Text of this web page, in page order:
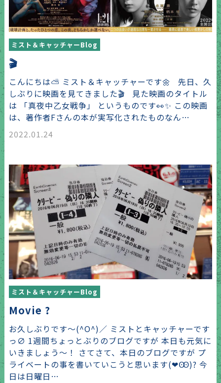
ミスト＆キャッチャーBlog
🎬
こんにちは⛅ ミスト＆キャッチャーです🌼 先日、久
しぶりに映画を見てきました🎬 見た映画のタイトル
は 「真夜中乙女戦争」 というものです👀✨ この映画
は、著作者Fさんの本が実写化されたものなん…
2022.01.24
ミスト＆キャッチャーBlog
Movie ?
お久しぶりです〜(^O^)／ ミストとキャッチャーです
っ∅ 1週間ちょっとぶりのブログですが 本日も元気に
いきましょう〜！ さてさて、本日のブログですが プ
ライベートの事を書いていこうと思います(❤︎Ꙭ)? 今
日は日曜日…